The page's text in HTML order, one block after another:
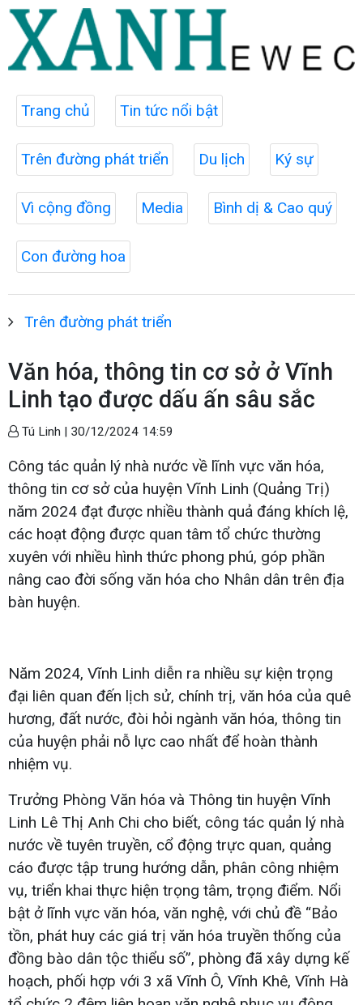
Trang chủ Tin tức nổi bật
Trên đường phát triển Du lịch Ký sự
Vì cộng đồng Media Bình dị & Cao quý
Con đường hoa
Trên đường phát triển
Văn hóa, thông tin cơ sở ở Vĩnh
Linh tạo được dấu ấn sâu sắc
Tú Linh | 30/12/2024 14:59
Công tác quản lý nhà nước về lĩnh vực văn hóa,
thông tin cơ sở của huyện Vĩnh Linh (Quảng Trị)
năm 2024 đạt được nhiều thành quả đáng khích lệ,
các hoạt động được quan tâm tổ chức thường
xuyên với nhiều hình thức phong phú, góp phần
nâng cao đời sống văn hóa cho Nhân dân trên địa
bàn huyện.
Năm 2024, Vĩnh Linh diễn ra nhiều sự kiện trọng
đại liên quan đến lịch sử, chính trị, văn hóa của quê
hương, đất nước, đòi hỏi ngành văn hóa, thông tin
của huyện phải nỗ lực cao nhất để hoàn thành
nhiệm vụ.
Trưởng Phòng Văn hóa và Thông tin huyện Vĩnh
Linh Lê Thị Anh Chi cho biết, công tác quản lý nhà
nước về tuyên truyền, cổ động trực quan, quảng
cáo được tập trung hướng dẫn, phân công nhiệm
vụ, triển khai thực hiện trọng tâm, trọng điểm. Nổi
bật ở lĩnh vực văn hóa, văn nghệ, với chủ đề “Bảo
tồn, phát huy các giá trị văn hóa truyền thống của
đồng bào dân tộc thiểu số”, phòng đã xây dựng kế
hoạch, phối hợp với 3 xã Vĩnh Ô, Vĩnh Khê, Vĩnh Hà